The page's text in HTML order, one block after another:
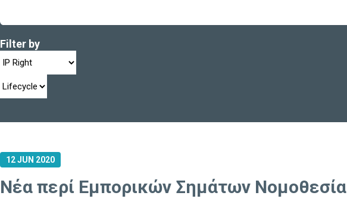
Filter by
12 JUN 2020
Νέα περί Εμπορικών Σημάτων Νομοθεσία